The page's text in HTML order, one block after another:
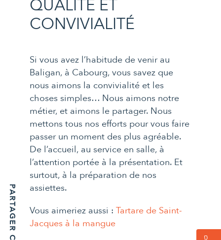
QUALITÉ ET
CONVIVIALITÉ
Si vous avez l’habitude de venir au
Baligan, à Cabourg, vous savez que
nous aimons la convivialité et les
choses simples… Nous aimons notre
métier, et aimons le partager. Nous
mettons tous nos efforts pour vous faire
passer un moment des plus agréable.
De l’accueil, au service en salle, à
l’attention portée à la présentation. Et
surtout, à la préparation de nos
assiettes.
Vous aimeriez aussi : Tartare de Saint-
Jacques à la mangue